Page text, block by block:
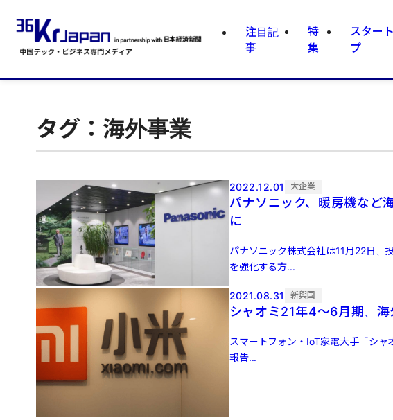
注目記
事
特
集
スター
プ
タグ：海外事業
2022.12.01 大企業
パナソニック、暖房機な
に
パナソニック株式会社は11月22日、
を強化する方...
2021.08.31 新興国
シャオミ21年4～6月期、
スマートフォン・IoT家電大手「シ
報告...